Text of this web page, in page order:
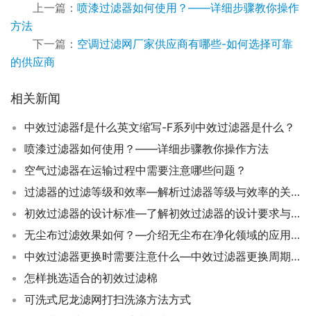
上一篇： 喷漆过滤器如何使用？——详细步骤教你操作
方法
下一篇： 空调过滤网厂家供应商有哪些-如何选择可靠
的供应商
相关新闻
中效过滤器f是什么英文缩写-F系列中效过滤器是什么？
喷漆过滤器如何使用？——详细步骤教你操作方法
空气过滤器在运输过程中需要注意哪些问题？
过滤器的过滤等级和效率—解析过滤器等级与效率的关系
初效过滤器的设计标准—了解初效过滤器的设计要求与规范
无尘布过滤效果如何？—介绍无尘布在净化领域的应用价值
中效过滤器更换时需要注意什么—中效过滤器更换周期多久一次
怎样挑选适合的初效过滤棉
可洗式尼龙滤网打扫洗涤方法方式